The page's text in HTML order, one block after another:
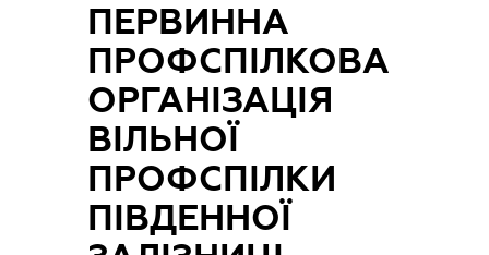
ПЕРВИННА
ПРОФСПІЛКОВА
ОРГАНІЗАЦІЯ
ВІЛЬНОЇ
ПРОФСПІЛКИ
ПІВДЕННОЇ